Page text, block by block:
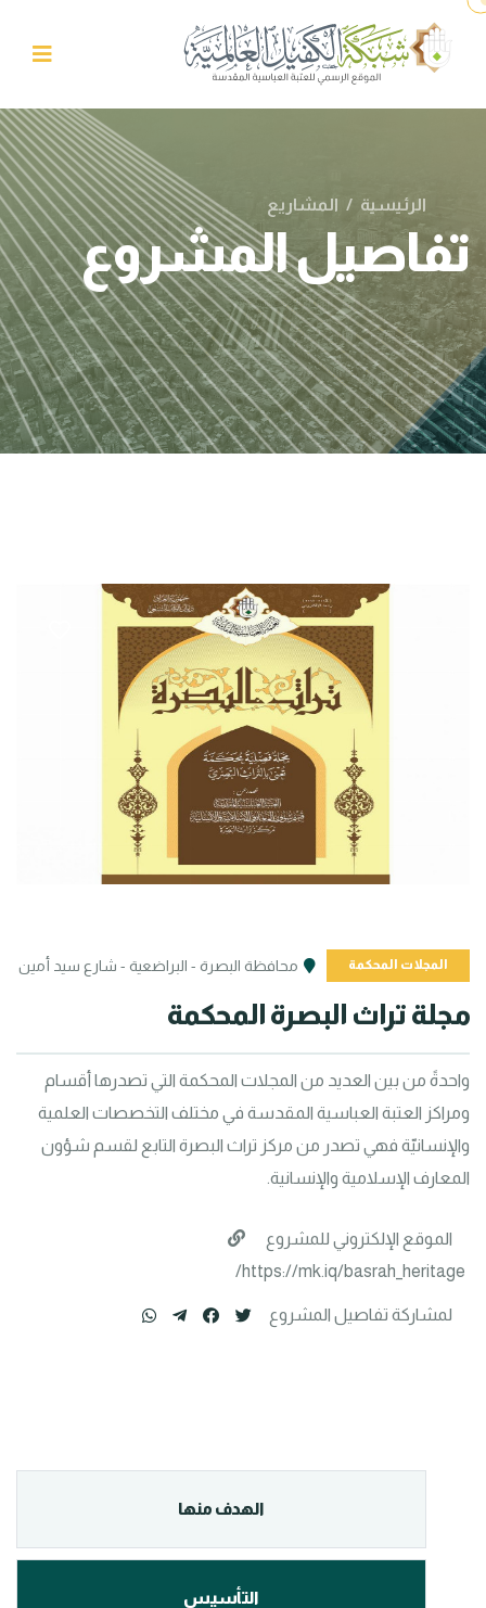
الرئيسية / المشاريع
تفاصيل المشروع
المجلات المحكمة محافظة البصرة - البراضعية - شارع سيد أمين
مجلة تراث البصرة المحكمة
المعارف الإسلامية والإنسانية.
الموقع الإلكتروني للمشروع
https://mk.iq/basrah_heritage/
لمشاركة تفاصيل المشروع
الهدف منها
التأسيس